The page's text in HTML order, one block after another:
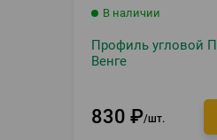
В наличии
Профиль угловой
Венге
830 ₽ шт.